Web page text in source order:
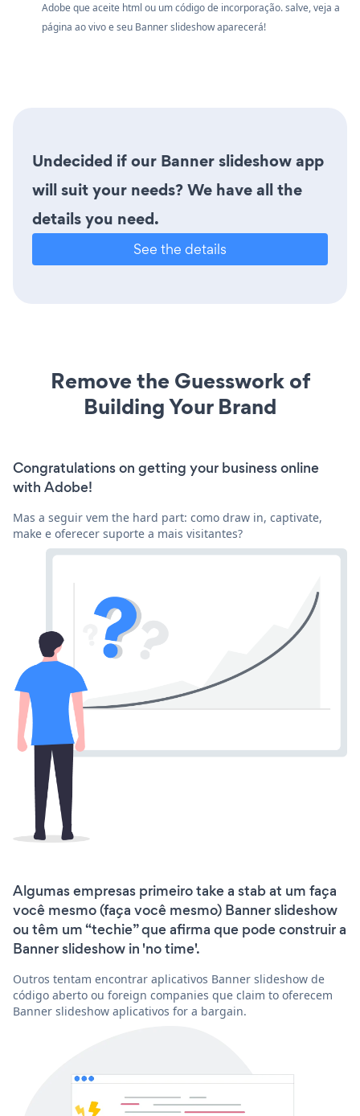
Adobe que aceite html ou um código de incorporação. salve, veja a
página ao vivo e seu Banner slideshow aparecerá!
Undecided if our Banner slideshow app
will suit your needs? We have all the
details you need.
See the details
Remove the Guesswork of
Building Your Brand
Congratulations on getting your business online
with Adobe!
Mas a seguir vem the hard part: como draw in, captivate,
make e oferecer suporte a mais visitantes?
Algumas empresas primeiro take a stab at um faça
você mesmo (faça você mesmo) Banner slideshow
ou têm um “techie” que afirma que pode construir a
Banner slideshow in 'no time'.
Outros tentam encontrar aplicativos Banner slideshow de
código aberto ou foreign companies que claim to oferecem
Banner slideshow aplicativos for a bargain.